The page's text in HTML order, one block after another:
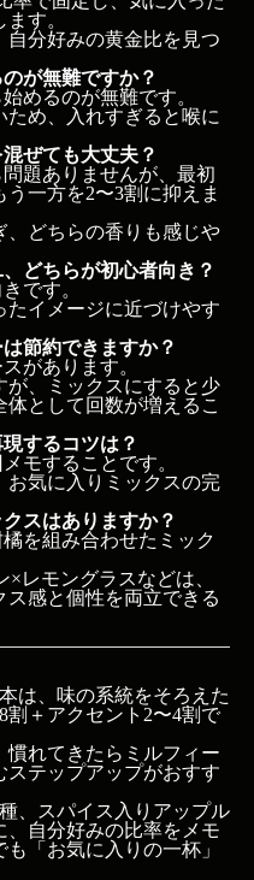
す。
分好みの黄金比を見つ
が無難ですか？
めるのが無難です。
ため、入れすぎると喉に
ぜても大丈夫？
題ありませんが、最初
一方を2〜3割に抑えま
、どちらの香りも感じや
どちらが初心者向き？
です。
たイメージに近づけやす
節約できますか？
があります。
が、ミックスにすると少
として回数が増えるこ
するコツは？
モすることです。
お気に入りミックスの完
スはありますか？
を組み合わせたミック
レモングラスなどは、
感と個性を両立できる
は、味の系統をそろえた
割＋アクセント2〜4割で
慣れてきたらミルフィー
テップアップがおすす
、スパイス入りアップル
、自分好みの比率をメモ
「お気に入りの一杯」